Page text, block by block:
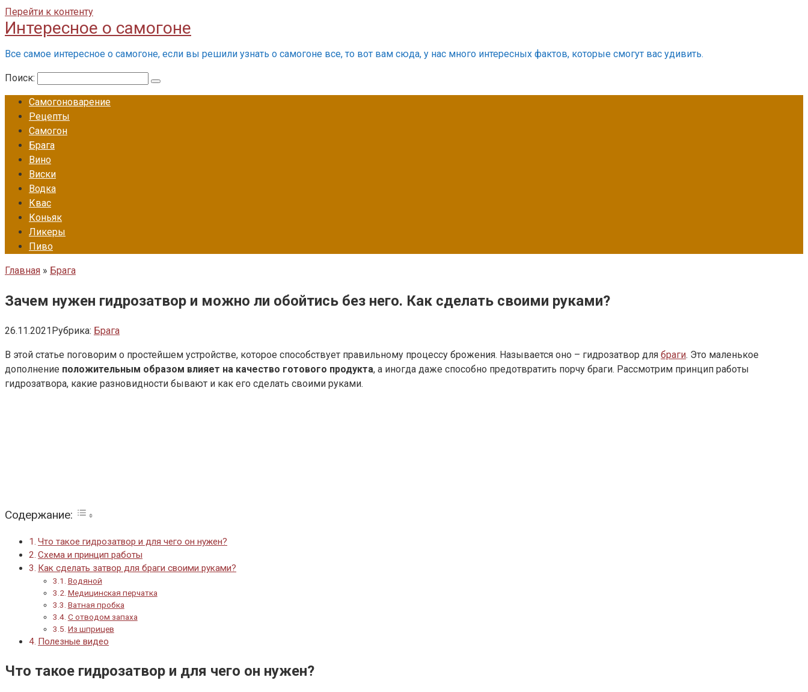
Перейти к контенту
Интересное о самогоне
Все самое интересное о самогоне, если вы решили узнать о самогоне все, то вот вам сюда, у нас много интересных фактов, которые смогут вас удивить.
Поиск:
Самогоноварение
Рецепты
Самогон
Брага
Вино
Виски
Водка
Квас
Коньяк
Ликеры
Пиво
Главная » Брага
Зачем нужен гидрозатвор и можно ли обойтись без него. Как сделать своими руками?
26.11.2021Рубрика: Брага
В этой статье поговорим о простейшем устройстве, которое способствует правильному процессу брожения. Называется оно – гидрозатвор для браги. Это маленькое
дополнение положительным образом влияет на качество готового продукта, а иногда даже способно предотвратить порчу браги. Рассмотрим принцип работы
гидрозатвора, какие разновидности бывают и как его сделать своими руками.
Содержание:
Что такое гидрозатвор и для чего он нужен?
Схема и принцип работы
Как сделать затвор для браги своими руками?
Водяной
Медицинская перчатка
Ватная пробка
С отводом запаха
Из шприцев
Полезные видео
Что такое гидрозатвор и для чего он нужен?